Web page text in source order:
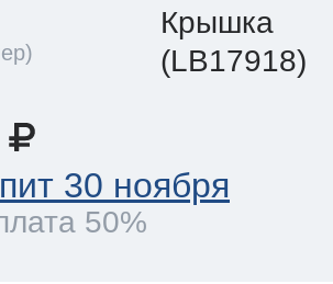
Крышка
(LB17918)
30 ноября
50%